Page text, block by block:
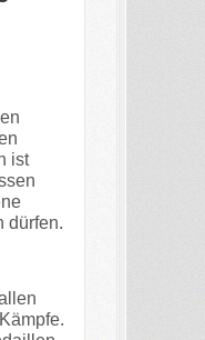
ist
dürfen.